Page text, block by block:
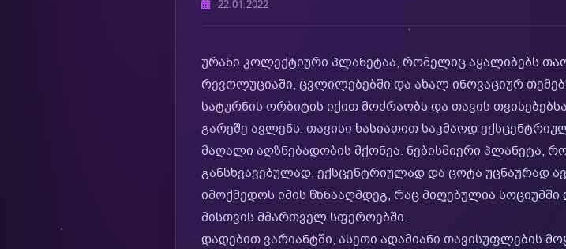
22.01.2022
ურანი კოლექტიური პლანეტაა, რომელიც აყალიბებს
რევოლუციაში, ცვლილებებში და ახალ ინოვაციურ
სატურნის ორბიტის იქით მოძრაობს და თავის
გარეშე ავლენს. თავისი ხასიათით საკმაოდ
მაღალი აღზნებადობის მქონეა. ნებისმიერი პლანეტა,
განსხვავებულად, ექსცენტრიულად და ცოტა უცნაურად
იმოქმედოს იმის წინააღმდეგ, რაც მიღებულია
მისთვის მმართველ სფეროებში.
დადებით ვარიანტში, ასეთი ადამიანი თავისუფლების